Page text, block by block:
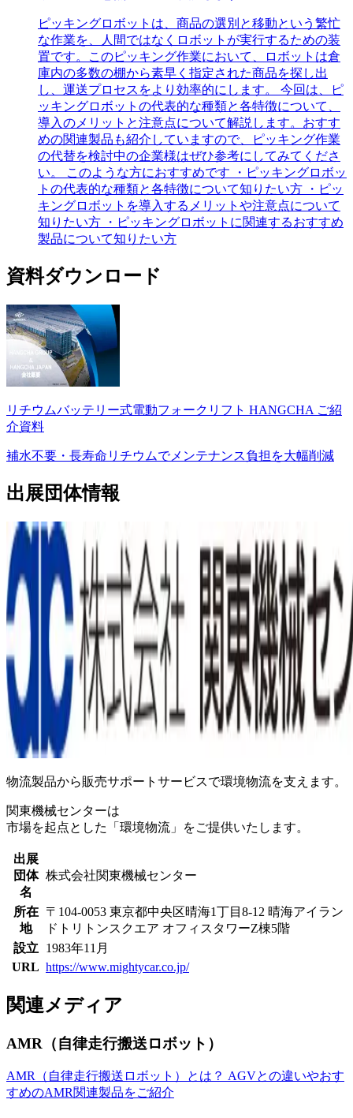
ピッキングロボットは、商品の選別と移動という繁忙
な作業を、人間ではなくロボットが実行するための装
置です。このピッキング作業において、ロボットは倉
庫内の多数の棚から素早く指定された商品を探し出
し、運送プロセスをより効率的にします。 今回は、ピ
ッキングロボットの代表的な種類と各特徴について、
導入のメリットと注意点について解説します。おすす
めの関連製品も紹介していますので、ピッキング作業
の代替を検討中の企業様はぜひ参考にしてみてくださ
い。 このような方におすすめです ・ピッキングロボッ
トの代表的な種類と各特徴について知りたい方 ・ピッ
キングロボットを導入するメリットや注意点について
知りたい方 ・ピッキングロボットに関連するおすすめ
製品について知りたい方
資料ダウンロード
リチウムバッテリー式電動フォークリフト HANGCHA ご紹
介資料
補水不要・長寿命リチウムでメンテナンス負担を大幅削減
出展団体情報
物流製品から販売サポートサービスで環境物流を支えます。
関東機械センターは
市場を起点とした「環境物流」をご提供いたします。
出展
団体
名
株式会社関東機械センター
所在
地
〒104-0053 東京都中央区晴海1丁目8-12 晴海アイラン
ドトリトンスクエア オフィスタワーZ棟5階
設立
1983年11月
URL https://www.mightycar.co.jp/
関連メディア
AMR（自律走行搬送ロボット）
AMR（自律走行搬送ロボット）とは？ AGVとの違いやおす
すめのAMR関連製品をご紹介